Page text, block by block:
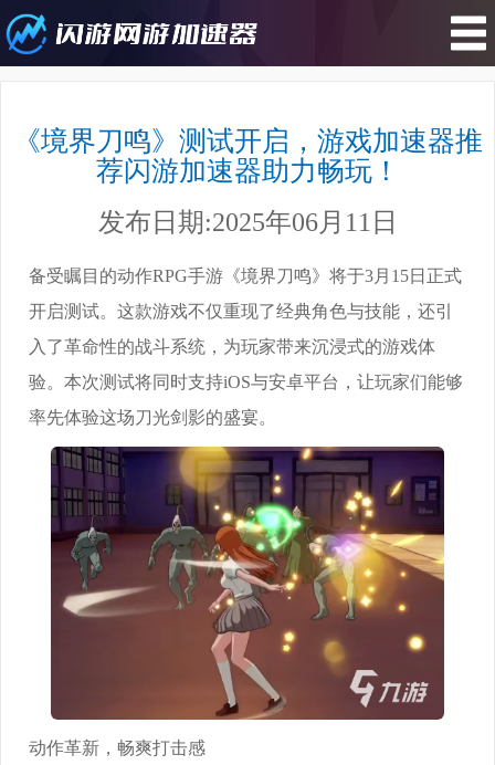
鸣》测试开启，游戏加速器推荐闪游
加速器助力畅玩！
《境界刀鸣》测试开启，游戏加速器推
荐闪游加速器助力畅玩！
发布日期:2025年06月11日
备受瞩目的动作RPG手游《境界刀鸣》将于3月15日正式
开启测试。这款游戏不仅重现了经典角色与技能，还引
入了革命性的战斗系统，为玩家带来沉浸式的游戏体
验。本次测试将同时支持iOS与安卓平台，让玩家们能够
率先体验这场刀光剑影的盛宴。
动作革新，畅爽打击感